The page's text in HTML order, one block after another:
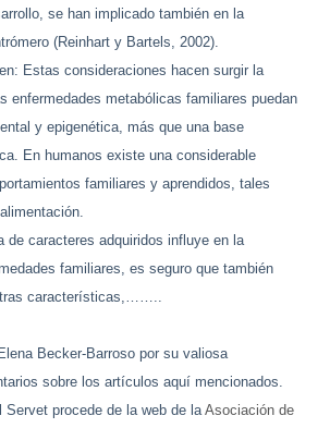
se han implicado también en la
(Reinhart y Bartels, 2002).
Estas consideraciones hacen surgir la
enfermedades metabólicas familiares puedan
y epigenética, más que una base
En humanos existe una considerable
familiares y aprendidos, tales
caracteres adquiridos influye en la
familiares, es seguro que también
características,……..
Becker-Barroso por su valiosa
sobre los artículos aquí mencionados.
Servet procede de la web de la Asociación de